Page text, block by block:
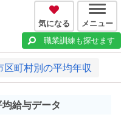
気になる メニュー
職業訓練も探せます
区町村別の平均年収
給与データ